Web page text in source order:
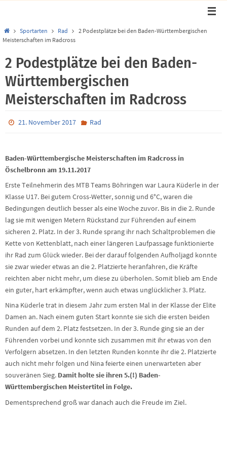
StartSportarten Rad
2 Podestplätze bei den Baden-Württembergischen
Meisterschaften im Radcross
2 Podestplätze bei den Baden-
Württembergischen
Meisterschaften im Radcross
21. November 2017 Rad
Baden-Württembergische Meisterschaften im Radcross in
Öschelbronn am 19.11.2017
Erste Teilnehmerin des MTB Teams Böhringen war Laura Küderle in der
Klasse U17. Bei gutem Cross-Wetter, sonnig und 6°C, waren die
Bedingungen deutlich besser als eine Woche zuvor. Bis in die 2. Runde
lag sie mit wenigen Metern Rückstand zur Führenden auf einem
sicheren 2. Platz. In der 3. Runde sprang ihr nach Schaltproblemen die
Kette von Kettenblatt, nach einer längeren Laufpassage funktionierte
ihr Rad zum Glück wieder. Bei der darauf folgenden Aufholjagd konnte
sie zwar wieder etwas an die 2. Platzierte heranfahren, die Kräfte
reichten aber nicht mehr, um diese zu überholen. Somit blieb am Ende
ein guter, hart erkämpfter, wenn auch etwas unglücklicher 3. Platz.
Nina Küderle trat in diesem Jahr zum ersten Mal in der Klasse der Elite
Damen an. Nach einem guten Start konnte sie sich die ersten beiden
Runden auf dem 2. Platz festsetzen. In der 3. Runde ging sie an der
Führenden vorbei und konnte sich zusammen mit ihr etwas von den
Verfolgern absetzen. In den letzten Runden konnte ihr die 2. Platzierte
auch nicht mehr folgen und Nina feierte einen unerwarteten aber
souveränen Sieg. Damit holte sie ihren 5.(!) Baden-
Württembergischen Meistertitel in Folge.
Dementsprechend groß war danach auch die Freude im Ziel.